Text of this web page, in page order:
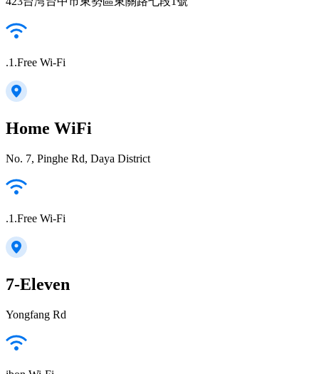
.1.Free Wi-Fi
Home WiFi
No. 7, Pinghe Rd, Daya District
.1.Free Wi-Fi
7-Eleven
Yongfang Rd